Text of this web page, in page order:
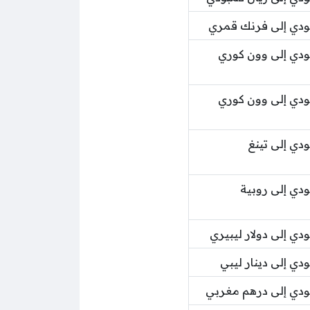
إلى فرنك قمري
إلى وون كوري
إلى وون كوري
إلى تينغ
إلى روبية
إلى دولار ليبيري
إلى دينار ليبي
إلى درهم مغربي